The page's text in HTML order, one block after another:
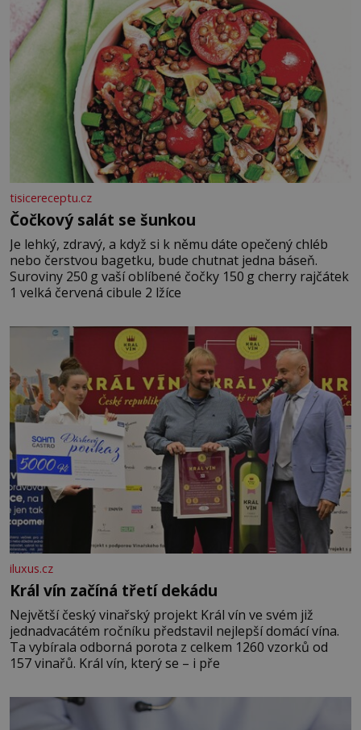
tisicereceptu.cz
Čočkový salát se šunkou
Je lehký, zdravý, a když si k němu dáte opečený chléb
nebo čerstvou bagetku, bude chutnat jedna báseň.
Suroviny 250 g vaší oblíbené čočky 150 g cherry rajčátek
1 velká červená cibule 2 lžíce
iluxus.cz
Král vín začíná třetí dekádu
Největší český vinařský projekt Král vín ve svém již
jednadvacátém ročníku představil nejlepší domácí vína.
Ta vybírala odborná porota z celkem 1260 vzorků od
157 vinařů. Král vín, který se – i pře